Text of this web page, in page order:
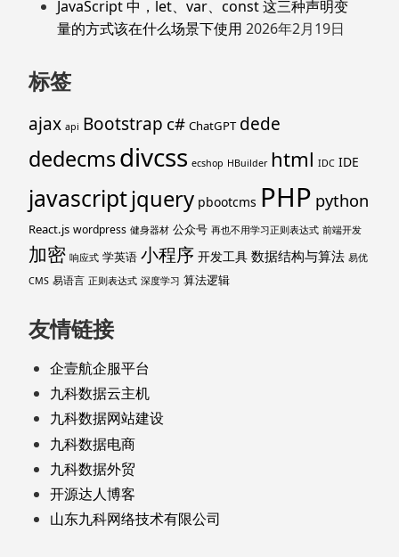
JavaScript 中，let、var、const 这三种声明变
量的方式该在什么场景下使用 2026年2月19日
标签
ajax api Bootstrap c# ChatGPT dede
dedecmsdivcss ecshop HBuilder html IDC IDE
javascriptjquery pbootcms PHP python
React.js wordpress 健身器材 公众号 再也不用学习正则表达式 前端开发
加密 响应式 学英语 小程序 开发工具 数据结构与算法 易优
CMS 易语言 正则表达式 深度学习 算法逻辑
友情链接
企壹航企服平台
九科数据云主机
九科数据网站建设
九科数据电商
九科数据外贸
开源达人博客
山东九科网络技术有限公司